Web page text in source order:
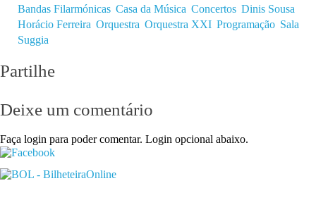
Bandas Filarmónicas Casa da Música Concertos Dinis Sousa
Horácio Ferreira Orquestra Orquestra XXI Programação Sala
Suggia
Partilhe
Deixe um comentário
Faça login para poder comentar. Login opcional abaixo.